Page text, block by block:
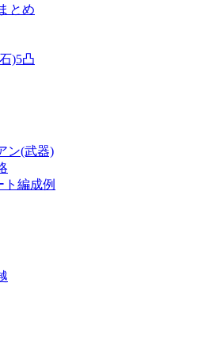
とめ
)5凸
ン(武器)
ト編成例